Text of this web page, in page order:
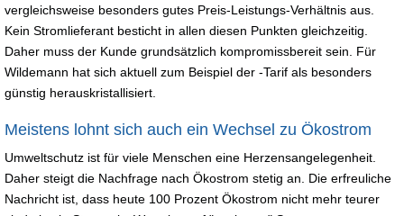
vergleichsweise besonders gutes Preis-Leistungs-Verhältnis aus.
Kein Stromlieferant besticht in allen diesen Punkten gleichzeitig.
Daher muss der Kunde grundsätzlich kompromissbereit sein. Für
Wildemann hat sich aktuell zum Beispiel der -Tarif als besonders
günstig herauskristallisiert.
Meistens lohnt sich auch ein Wechsel zu Ökostrom
Umweltschutz ist für viele Menschen eine Herzensangelegenheit.
Daher steigt die Nachfrage nach Ökostrom stetig an. Die erfreuliche
Nachricht ist, dass heute 100 Prozent Ökostrom nicht mehr teurer